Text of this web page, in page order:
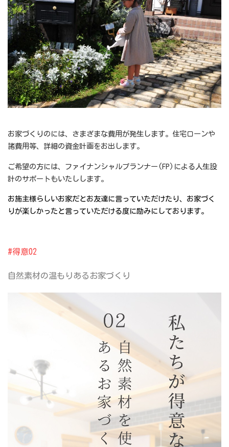
お家づくりのには、さまざまな費用が発生します。住宅ローンや
諸費用等、詳細の資金計画をお出します。
ご希望の方には、ファイナンシャルプランナー(FP)による人生設
計のサポートもいたしします。
お施主様らしいお家だとお友達に言っていただけたり、お家づく
りが楽しかったと言っていただける度に励みにしております。
#得意02
自然素材の温もりあるお家づくり